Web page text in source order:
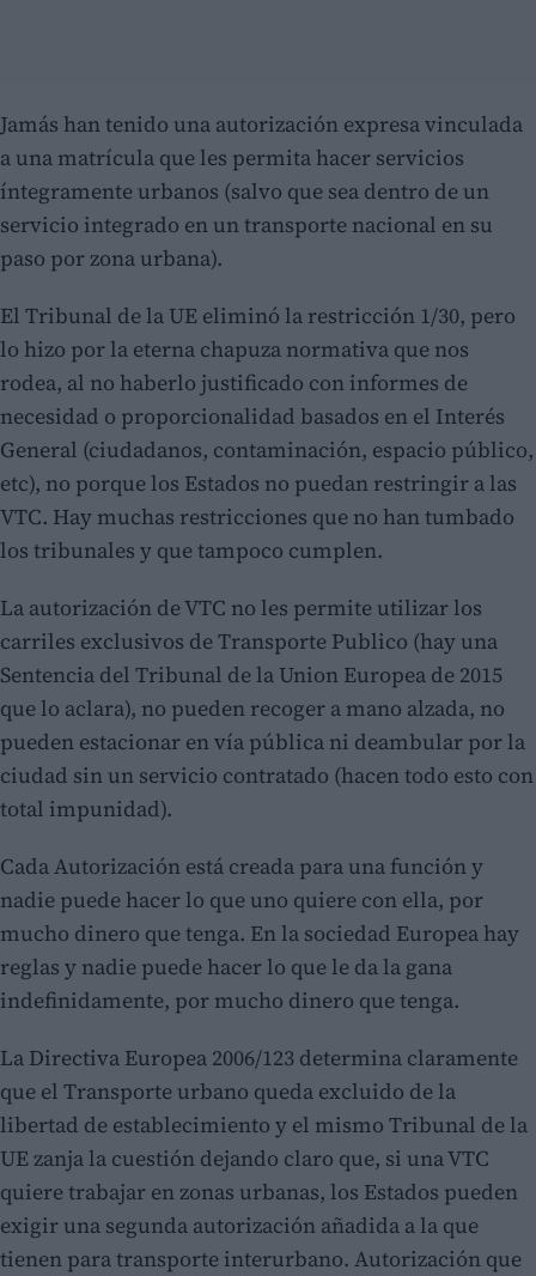
Jamás han tenido una autorización expresa vinculada
a una matrícula que les permita hacer servicios
íntegramente urbanos (salvo que sea dentro de un
servicio integrado en un transporte nacional en su
paso por zona urbana).
El Tribunal de la UE eliminó la restricción 1/30, pero
lo hizo por la eterna chapuza normativa que nos
rodea, al no haberlo justificado con informes de
necesidad o proporcionalidad basados en el Interés
General (ciudadanos, contaminación, espacio público,
etc), no porque los Estados no puedan restringir a las
VTC. Hay muchas restricciones que no han tumbado
los tribunales y que tampoco cumplen.
La autorización de VTC no les permite utilizar los
carriles exclusivos de Transporte Publico (hay una
Sentencia del Tribunal de la Union Europea de 2015
que lo aclara), no pueden recoger a mano alzada, no
pueden estacionar en vía pública ni deambular por la
ciudad sin un servicio contratado (hacen todo esto con
total impunidad).
Cada Autorización está creada para una función y
nadie puede hacer lo que uno quiere con ella, por
mucho dinero que tenga. En la sociedad Europea hay
reglas y nadie puede hacer lo que le da la gana
indefinidamente, por mucho dinero que tenga.
La Directiva Europea 2006/123 determina claramente
que el Transporte urbano queda excluido de la
libertad de establecimiento y el mismo Tribunal de la
UE zanja la cuestión dejando claro que, si una VTC
quiere trabajar en zonas urbanas, los Estados pueden
exigir una segunda autorización añadida a la que
tienen para transporte interurbano. Autorización que